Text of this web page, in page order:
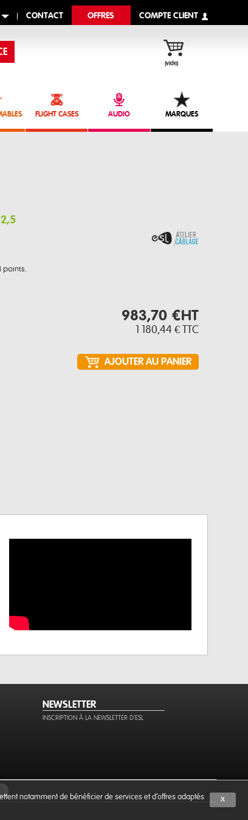
CONTACT OFFRES COMPTE CLIENT
(vide)
FLIGHT CASES AUDIO MARQUES
points.
983,70 €HT
1 180,44 € TTC
NEWSLETTER
INSCRIPTION À LA NEWSLETTER D'ESL
X
notamment de bénéficier de services et d'offres adaptés